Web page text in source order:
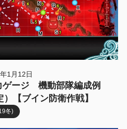
1月12日
ゲージ 機動部隊編成例
）【ブイン防衛作戦】
冬)